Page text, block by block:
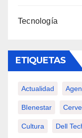
Tecnología
ETIQUETAS
Actualidad
BIenestar
Cultura Dell